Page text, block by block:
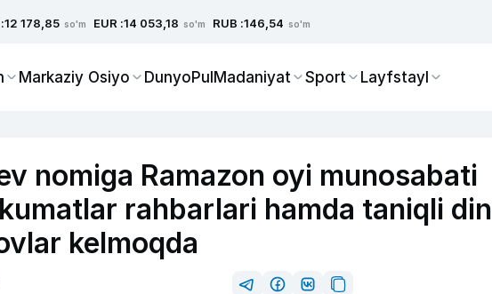
12 178,85 so'm EUR :14 053,18 so'm RUB :146,54 so'm
Markaziy Osiyo DunyoPulMadaniyat Sport Layfstayl
nomiga Ramazon oyi munosabati
rahbarlari hamda taniqli din
kelmoqda